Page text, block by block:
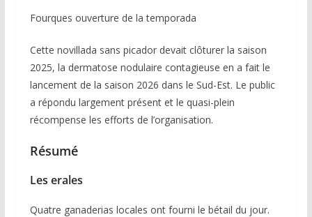
Fourques ouverture de la temporada
Cette novillada sans picador devait clôturer la saison
2025, la dermatose nodulaire contagieuse en a fait le
lancement de la saison 2026 dans le Sud-Est. Le public
a répondu largement présent et le quasi-plein
récompense les efforts de l’organisation.
Résumé
Les erales
Quatre ganaderias locales ont fourni le bétail du jour.